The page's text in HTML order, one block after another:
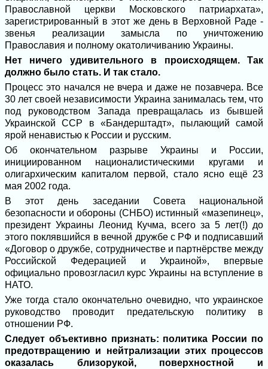
Православной церкви Московского патриархата»,
зарегистрированный в этот же день в Верховной Раде -
звенья реализации замысла по уничтожению
Православия и полному окатоличиванию Украины.
Нет ничего удивительного в происходящем. Так
должно было стать. И так стало.
Процесс это начался не вчера и даже не позавчера. Все
30 лет своей независимости Украина занималась тем, что
под руководством Запада превращалась из бывшей
Украинской ССР в «Бандерштадт», пылающий самой
ярой ненавистью к России и русским.
Об окончательном разрыве Украины и России,
инициированном националистическими кругами и
олигархическим капиталом первой, стало ясно ещё 23
мая 2002 года.
В этот день заседании Совета национальной
безопасности и обороны (СНБО) истинный «мазепинец»,
президент Украины Леонид Кучма, всего за 5 лет(!) до
этого поклявшийся в вечной дружбе с РФ и подписавший
«Договор о дружбе, сотрудничестве и партнёрстве между
Российской Федерацией и Украиной», впервые
официально провозгласил курс Украины на вступление в
НАТО.
Уже тогда стало окончательно очевидно, что украинское
руководство проводит предательскую политику в
отношении РФ.
Следует объективно признать: политика России по
предотвращению и нейтрализации этих процессов
оказалась близорукой, поверхностной и